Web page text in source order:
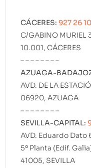
CÁCERES: 927 26
C/GABINO MURIEL
10.001, CÁCERES
– – – – – – – –
AZUAGA-
AVD. DE LA
06920, AZUAGA
– – – – – – – –
SEVILLA-CAPITAL:
AVD. Eduardo Dato
5º Planta (Edif.
41005, SEVILLA